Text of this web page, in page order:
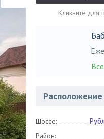
Кликните для
Шоссе:
Район: